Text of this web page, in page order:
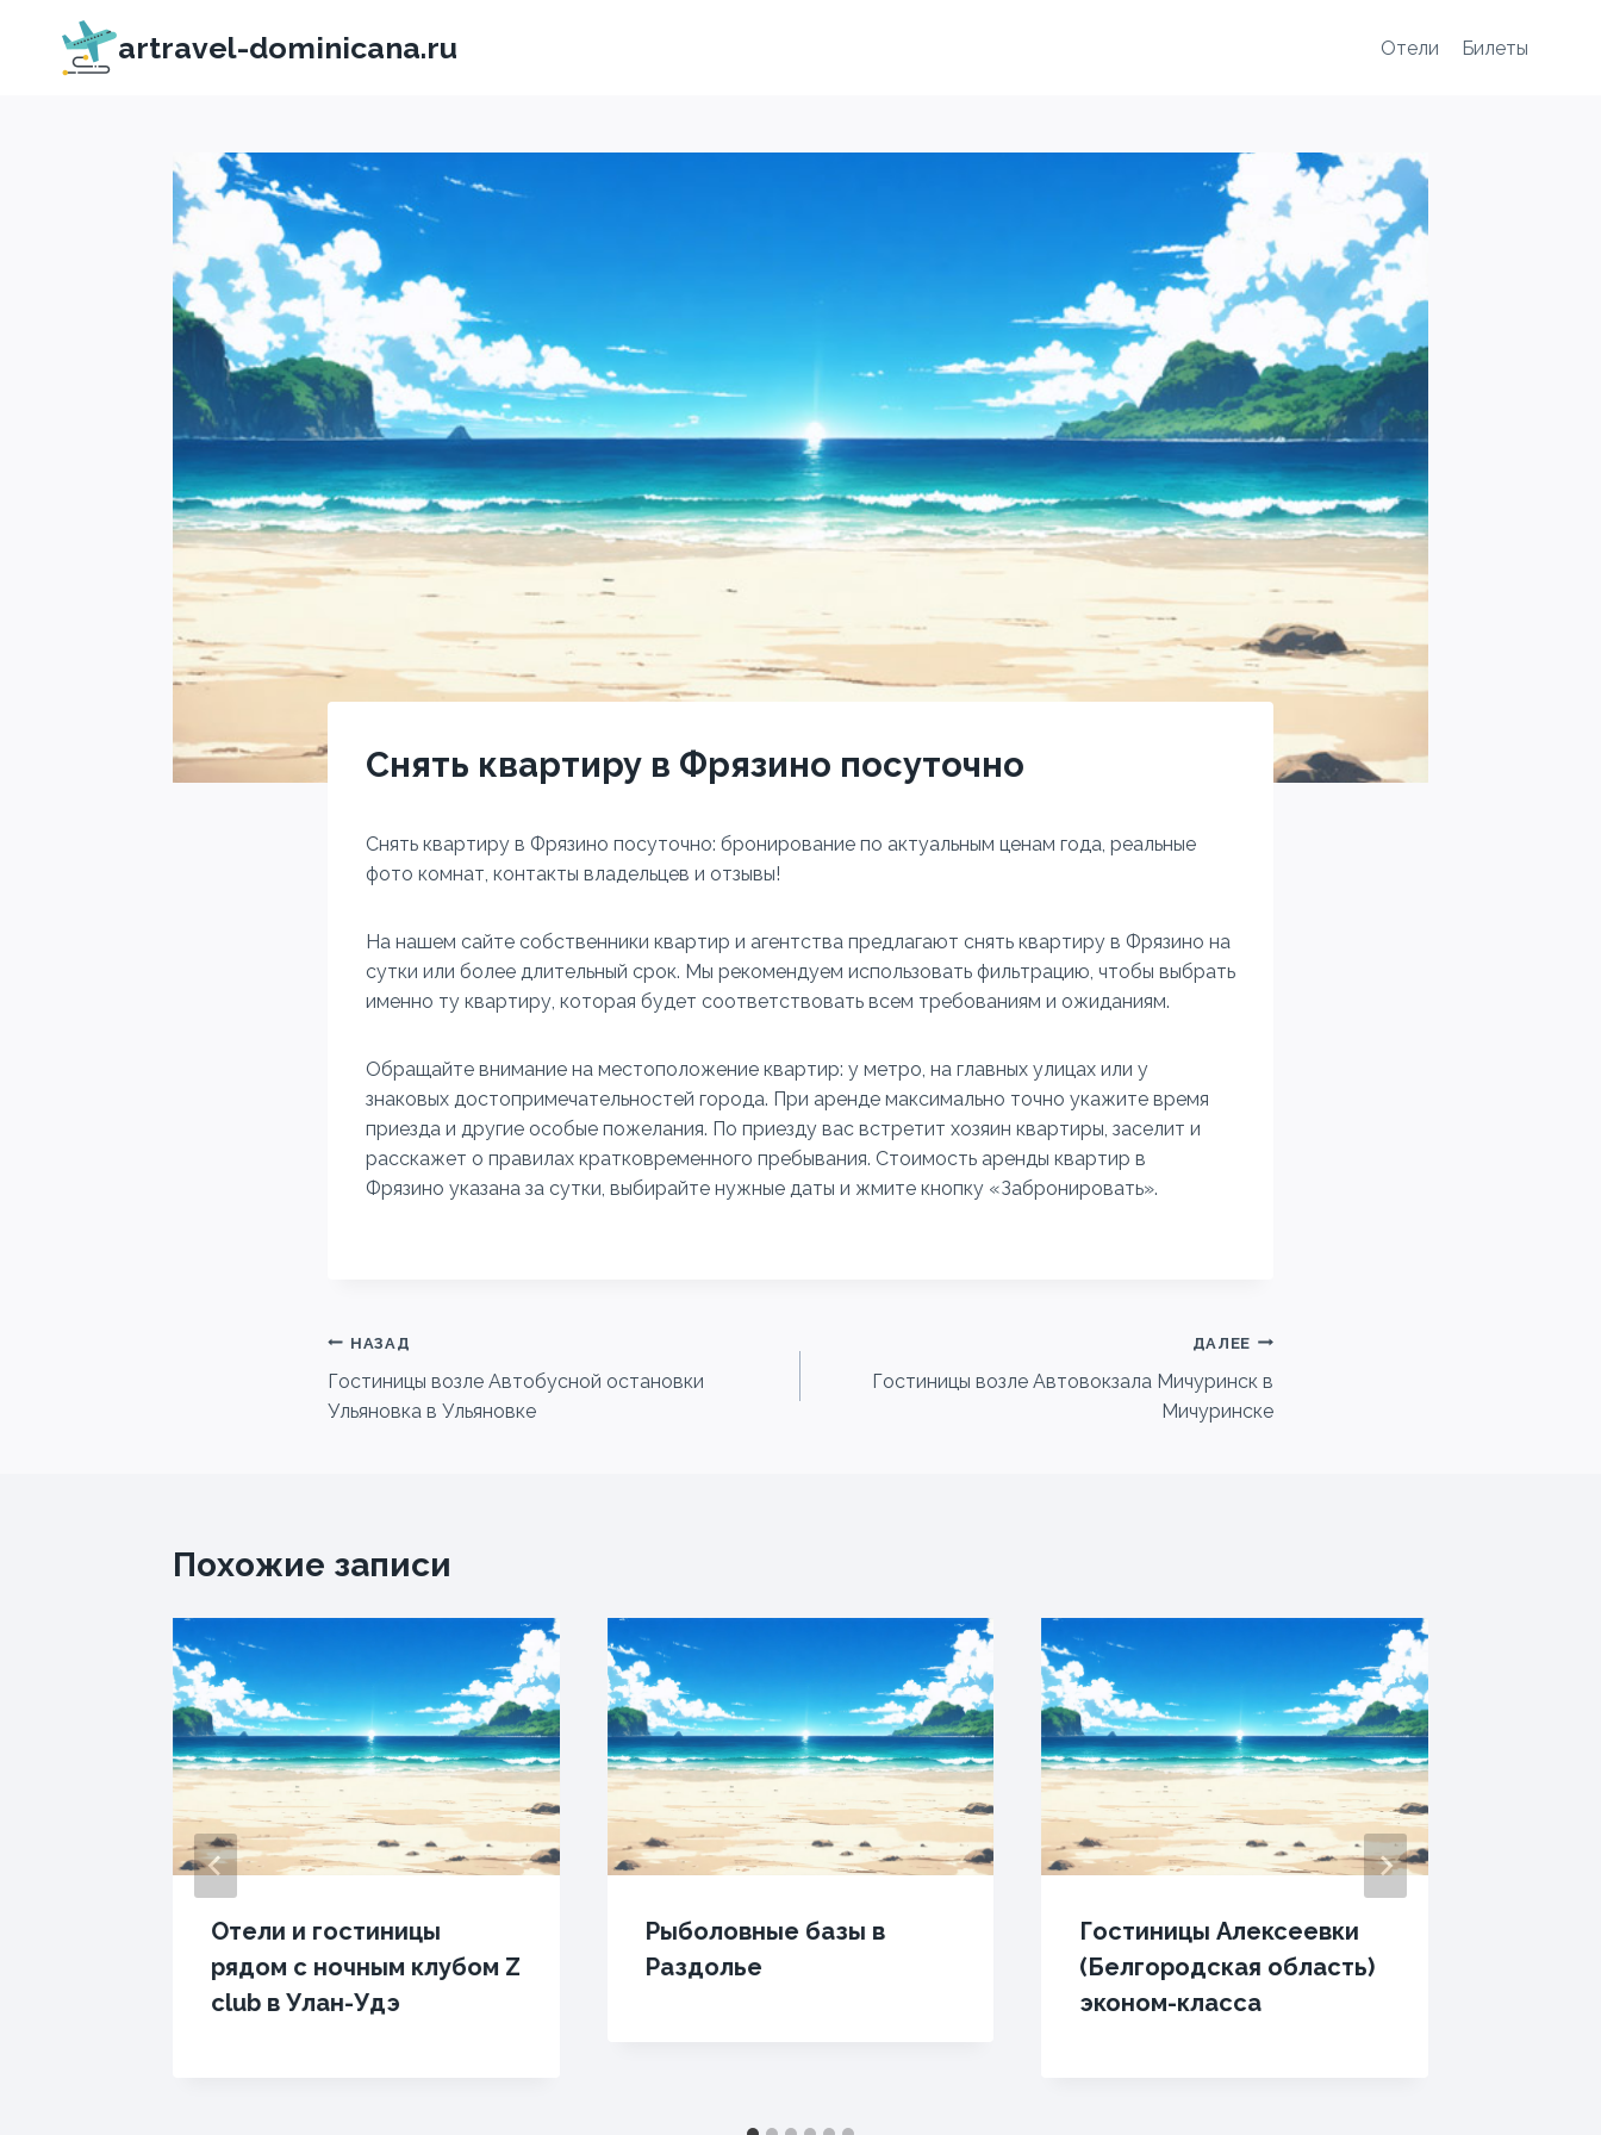
содержимому
artravel-dominicana.ru Отели Билеты
Снять квартиру в Фрязино посуточно
Снять квартиру в Фрязино посуточно: бронирование по актуальным ценам года, реальные
фото комнат, контакты владельцев и отзывы!
На нашем сайте собственники квартир и агентства предлагают снять квартиру в Фрязино на
сутки или более длительный срок. Мы рекомендуем использовать фильтрацию, чтобы выбрать
именно ту квартиру, которая будет соответствовать всем требованиям и ожиданиям.
Обращайте внимание на местоположение квартир: у метро, на главных улицах или у
знаковых достопримечательностей города. При аренде максимально точно укажите время
приезда и другие особые пожелания. По приезду вас встретит хозяин квартиры, заселит и
расскажет о правилах кратковременного пребывания. Стоимость аренды квартир в
Фрязино указана за сутки, выбирайте нужные даты и жмите кнопку «Забронировать».
Навигация
по
НАЗАД
Гостиницы возле Автобусной остановки
Ульяновка в Ульяновке
ДАЛЕЕ
Гостиницы возле Автовокзала Мичуринск в
Мичуринске
Похожие записи
Отели и гостиницы
рядом с ночным клубом Z
club в Улан-Удэ
Рыболовные базы в
Раздолье
Гостиницы Алексеевки
(Белгородская область)
эконом-класса